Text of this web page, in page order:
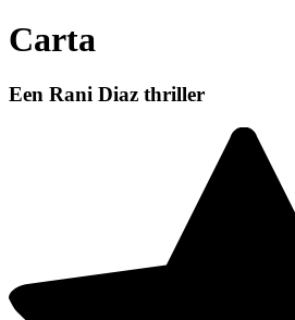
Carta
Een Rani Diaz thriller